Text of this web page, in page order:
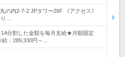
の内2-7-2 JPタワー26F 《アクセス》
…
分割した金額を毎月支給★月額固定
：289,330円～…